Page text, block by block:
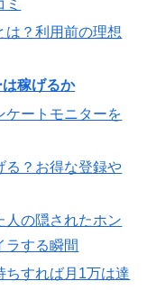
は？利用前の理想
稼げるか
ケートモニターを
る？お得な登録や
人の隠されたホン
ラする瞬間
ちすれば月1万は達